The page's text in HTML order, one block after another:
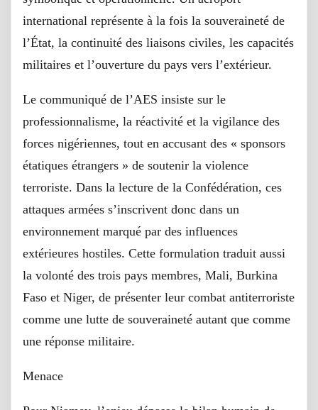
international représente à la fois la souveraineté de
l’État, la continuité des liaisons civiles, les capacités
militaires et l’ouverture du pays vers l’extérieur.
Le communiqué de l’AES insiste sur le
professionnalisme, la réactivité et la vigilance des
forces nigériennes, tout en accusant des « sponsors
étatiques étrangers » de soutenir la violence
terroriste. Dans la lecture de la Confédération, ces
attaques armées s’inscrivent donc dans un
environnement marqué par des influences
extérieures hostiles. Cette formulation traduit aussi
la volonté des trois pays membres, Mali, Burkina
Faso et Niger, de présenter leur combat antiterroriste
comme une lutte de souveraineté autant que comme
une réponse militaire.
Menace